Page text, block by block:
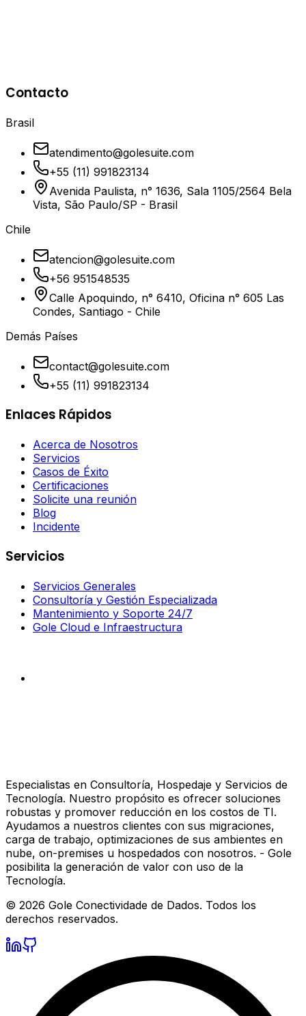
representando protección y estructura.
Contacto
Brasil
atendimento@golesuite.com
+55 (11) 991823134
Avenida Paulista, n° 1636, Sala 1105/2564 Bela
Vista, São Paulo/SP - Brasil
Chile
atencion@golesuite.com
+56 951548535
Calle Apoquindo, n° 6410, Oficina n° 605 Las
Condes, Santiago - Chile
Demás Países
contact@golesuite.com
+55 (11) 991823134
Enlaces Rápidos
Acerca de Nosotros
Servicios
Casos de Éxito
Certificaciones
Solicite una reunión
Blog
Incidente
Servicios
Servicios Generales
Consultoría y Gestión Especializada
Mantenimiento y Soporte 24/7
Gole Cloud e Infraestructura
Especialistas en Consultoría, Hospedaje y Servicios de
Tecnología. Nuestro propósito es ofrecer soluciones
robustas y promover reducción en los costos de TI.
Ayudamos a nuestros clientes con sus migraciones,
carga de trabajo, optimizaciones de sus ambientes en
nube, on-premises u hospedados con nosotros. - Gole
posibilita la generación de valor con uso de la
Tecnología.
© 2026 Gole Conectividade de Dados. Todos los
derechos reservados.